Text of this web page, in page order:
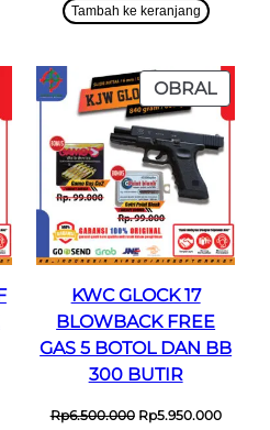
Tambah ke keranjang
OBRAL
KWC GLOCK 17
BLOWBACK FREE
GAS 5 BOTOL DAN BB
300 BUTIR
Rp6.500.000 Harga
Rp5.950.000Harga